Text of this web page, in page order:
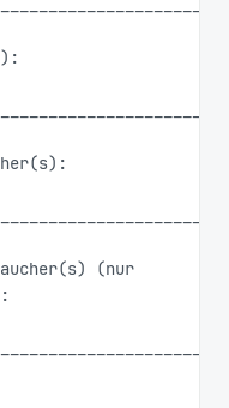
(nur